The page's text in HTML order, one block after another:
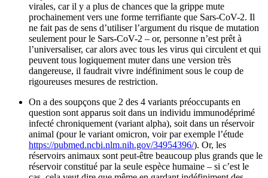
virales, car il y a plus de chances que la grippe mute
prochainement vers une forme terrifiante que Sars-CoV-2. Il
ne fait pas de sens d’utiliser l’argument du risque de mutation
seulement pour le Sars-CoV-2 – or, personne n’est prêt à
l’universaliser, car alors avec tous les virus qui circulent et qui
peuvent tous logiquement muter dans une version très
dangereuse, il faudrait vivre indéfiniment sous le coup de
rigoureuses mesures de restriction.
On a des soupçons que 2 des 4 variants préoccupants en
question sont apparus soit dans un individu immunodéprimé
infecté chroniquement (variant alpha), soit dans un réservoir
animal (pour le variant omicron, voir par exemple l’étude
https://pubmed.ncbi.nlm.nih.gov/34954396/). Or, les
réservoirs animaux sont peut-être beaucoup plus grands que le
réservoir constitué par la seule espèce humaine – si c’est le